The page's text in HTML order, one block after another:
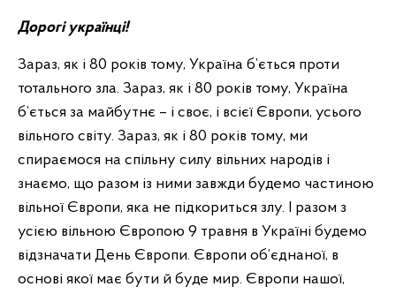
Дорогі українці!
Зараз, як і 80 років тому, Україна б’ється проти
тотального зла. Зараз, як і 80 років тому, Україна
б’ється за майбутнє – і своє, і всієї Європи, усього
вільного світу. Зараз, як і 80 років тому, ми
спираємося на спільну силу вільних народів і
знаємо, що разом із ними завжди будемо частиною
вільної Європи, яка не підкориться злу. І разом з
усією вільною Європою 9 травня в Україні будемо
відзначати День Європи. Європи об’єднаної, в
основі якої має бути й буде мир. Європи нашої,